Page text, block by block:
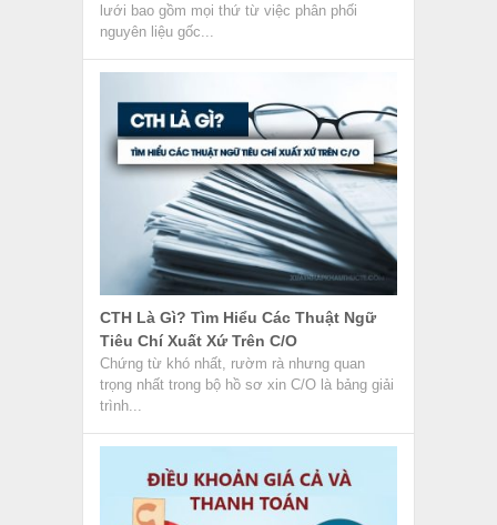
lưới bao gồm mọi thứ từ việc phân phối
nguyên liệu gốc...
CTH Là Gì? Tìm Hiểu Các Thuật Ngữ
Tiêu Chí Xuất Xứ Trên C/O
Chứng từ khó nhất, rườm rà nhưng quan
trọng nhất trong bộ hồ sơ xin C/O là bảng giải
trình...